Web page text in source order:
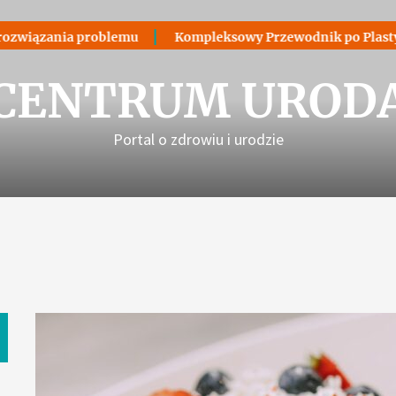
problemu Kompleksowy Przewodnik po
Portal o zdrowiu i urodzie